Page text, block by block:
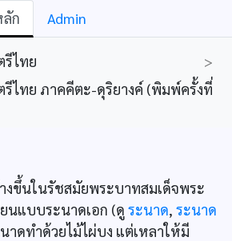
ก Admin
ไทย
>
ไทย ภาคคีตะ-ดุริยางค์ (พิมพ์ครั้งที่
ขึ้นในรัชสมัยพระบาทสมเด็จพระ
ยนแบบระนาดเอก (ดู ระนาด, ระนาด
าดทำด้วยไม้ไผ่บง แต่เหลาให้มี